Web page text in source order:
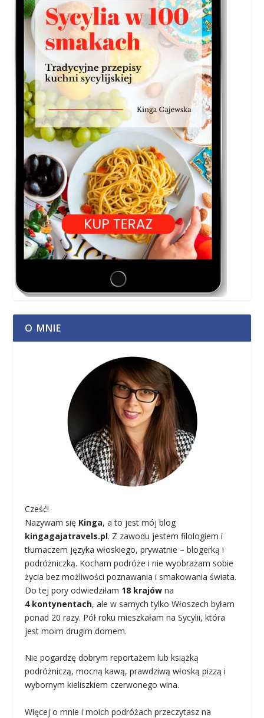
O MNIE
Cześć!
Nazywam się Kinga, a to jest mój blog
kingagajatravels.pl. Z zawodu jestem filologiem i
tłumaczem języka włoskiego, prywatnie – blogerką i
podróżniczką. Kocham podróże i nie wyobrażam sobie
życia bez możliwości poznawania i smakowania świata.
Do tej pory odwiedziłam 18 krajów na
4 kontynentach, ale w samych tylko Włoszech byłam
ponad 20 razy. Pół roku mieszkałam na Sycylii, która
jest moim drugim domem.
Nie pogardzę dobrym reportażem lub książką
podróżniczą, mocną kawą, prawdziwą włoską pizzą i
wybornym kieliszkiem czerwonego wina.
Więcej o mnie i moich podróżach przeczytasz na